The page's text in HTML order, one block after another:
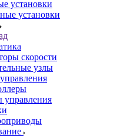
установки
установки
скорости
узлы
управления